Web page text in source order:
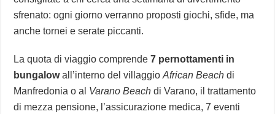
sfrenato: ogni giorno verranno proposti giochi, sfide, ma
anche tornei e serate piccanti.
La quota di viaggio comprende7 pernottamenti in
bungalowall’interno del villaggioAfrican Beach di
Manfredonia o al Varano Beach di Varano, il trattamento
di mezza pensione, l’assicurazione medica, 7 eventi